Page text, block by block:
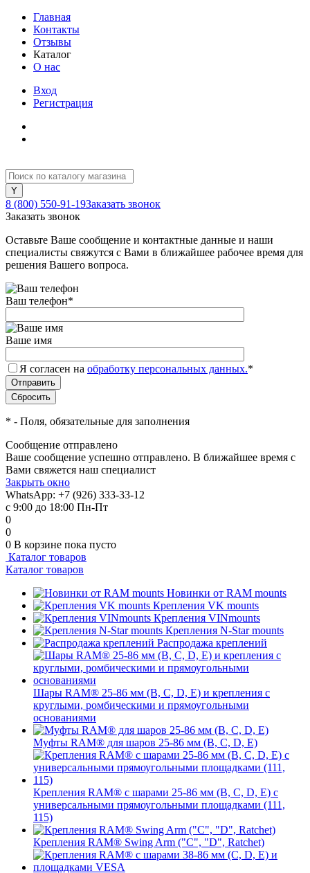
Главная
Контакты
Отзывы
Каталог
О нас
Вход
Регистрация
8 (800) 550-91-19Заказать звонок
Заказать звонок
Оставьте Ваше сообщение и контактные данные и наши
специалисты свяжутся с Вами в ближайшее рабочее время для
решения Вашего вопроса.
Ваш телефон*
Ваше имя
Я согласен на обработку персональных данных.*
* - Поля, обязательные для заполнения
Сообщение отправлено
Ваше сообщение успешно отправлено. В ближайшее время с
Вами свяжется наш специалист
Закрыть окно
WhatsApp: +7 (926) 333-33-12
с 9:00 до 18:00 Пн-Пт
0
0
0 В корзине пока пусто
Каталог товаров
Каталог товаров
Новинки от RAM mounts
Крепления VK mounts
Крепления VINmounts
Крепления N-Star mounts
Распродажа креплений
Шары RAM® 25-86 мм (B, C, D, E) и крепления с
круглыми, ромбическими и прямоугольными
основаниями
Муфты RAM® для шаров 25-86 мм (B, C, D, E)
Крепления RAM® с шарами 25-86 мм (B, C, D, E) с
универсальными прямоугольными площадками (111,
115)
Крепления RAM® Swing Arm ("C", "D", Ratchet)